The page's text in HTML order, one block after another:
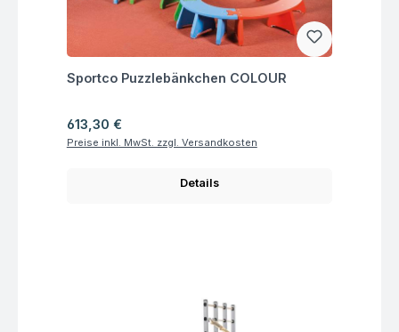
Fragen zum Artikel
Sportco Puzzlebänkchen COLOUR
Regulärer Preis:
613,30 €
Preise inkl. MwSt. zzgl. Versandkosten
Details